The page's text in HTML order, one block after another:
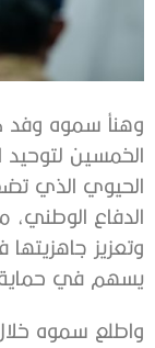
وهنأ سموه وفد
الخمسين لتوحيد
الحيوي الذي
الدفاع الوطني،
وتعزيز جاهزيتها
يسهم في حماية
واطلع سموه خلال